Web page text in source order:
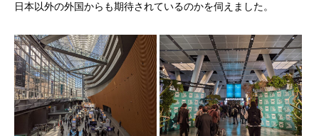
日本以外の外国からも期待されているのかを伺えました。